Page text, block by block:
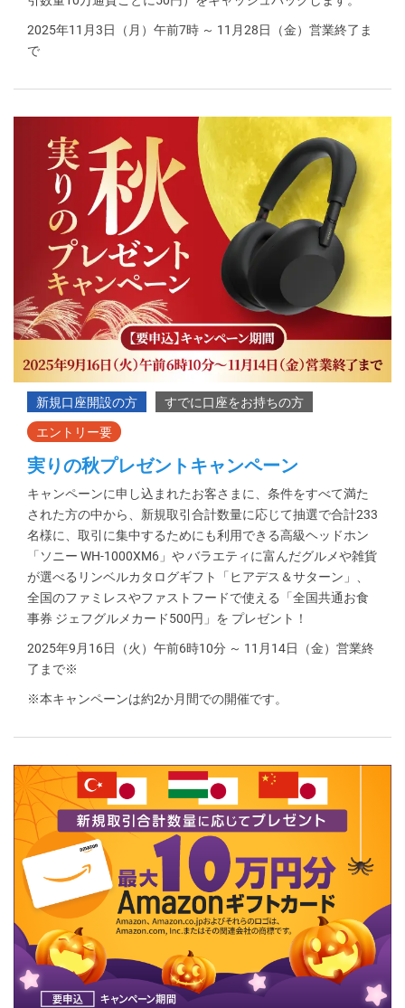
2025年11月3日（月）午前7時 ～ 11月28日（金）営業終了ま
で
実りの秋プレゼントキャンペーン
キャンペーンに申し込まれたお客さまに、条件をすべて満た
された方の中から、新規取引合計数量に応じて抽選で合計233
名様に、取引に集中するためにも利用できる高級ヘッドホン
「ソニー WH-1000XM6」や バラエティに富んだグルメや雑貨
が選べるリンベルカタログギフト「ヒアデス＆サターン」、
全国のファミレスやファストフードで使える「全国共通お食
事券 ジェフグルメカード500円」を プレゼント！
2025年9月16日（火）午前6時10分 ～ 11月14日（金）営業終
了まで※
※本キャンペーンは約2か月間での開催です。